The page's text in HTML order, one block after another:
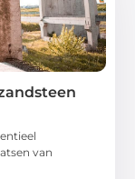
van